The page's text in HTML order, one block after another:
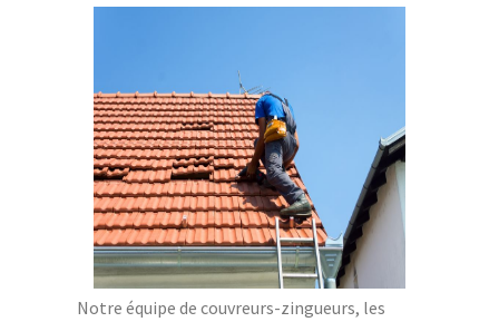
Notre équipe de couvreurs-zingueurs, les